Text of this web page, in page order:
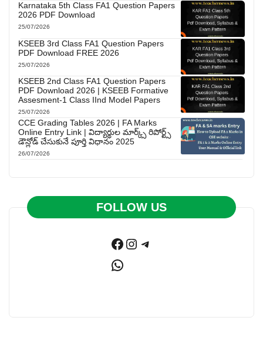
Karnataka 5th Class FA1 Question Papers
2026 PDF Download
25/07/2026
KSEEB 3rd Class FA1 Question Papers
PDF Download FREE 2026
25/07/2026
KSEEB 2nd Class FA1 Question Papers
PDF Download 2026 | KSEEB Formative
Assesment-1 Class IInd Model Papers
25/07/2026
CCE Grading Tables 2026 | FA Marks
Online Entry Link | విద్యార్థుల మార్క్స్ రిపోర్ట్స్
డౌన్లోడ్ చేసుకునే పూర్తి విధానం 2025
26/07/2026
FOLLOW US
Facebook
Instagram
Telegram
WhatsApp